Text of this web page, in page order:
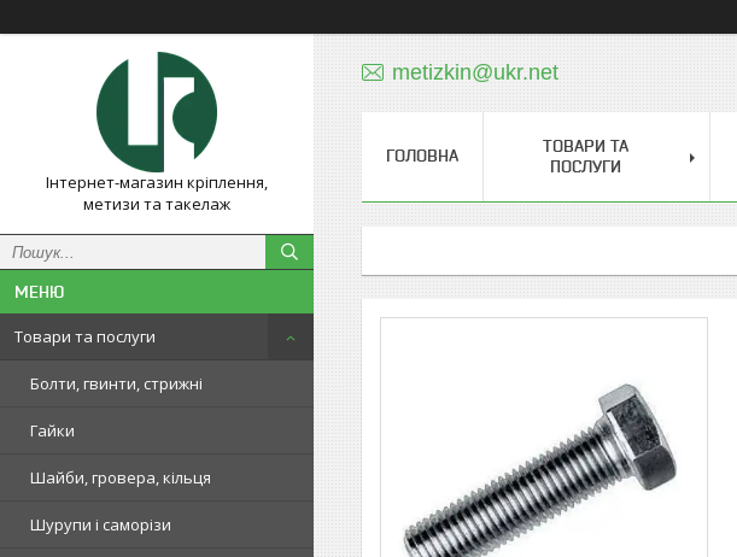
Інтернет-магазин кріплення,
метизи та такелаж
Товари та послуги
Болти, гвинти, стрижні
Гайки
Шайби, гровера, кільця
Шурупи і саморізи
metizkin@ukr.net
ГОЛОВНА
ТОВАРИ ТА
ПОСЛУГИ